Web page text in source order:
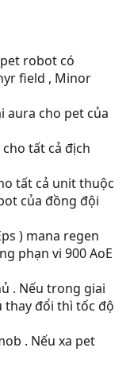
robot có
field , Minor
aura cho pet của
tất cả địch
tất cả unit thuộc
của đồng đội
) mana regen
phạn vi 900 AoE
. Nếu trong giai
thay đổi thì tốc độ
. Nếu xa pet